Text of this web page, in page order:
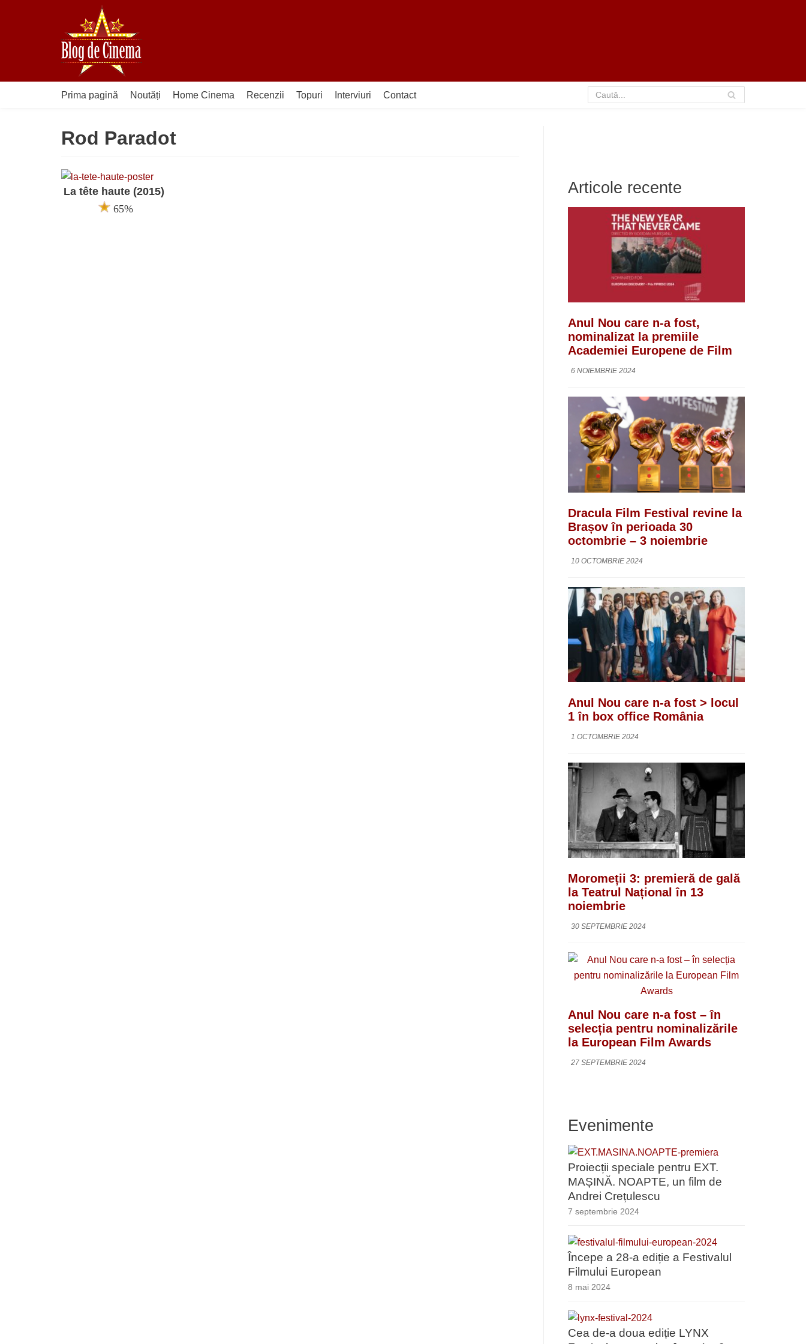
Prima pagină Noutăți Home Cinema Recenzii Topuri Interviuri Contact
Rod Paradot
La tête haute (2015)
65%
Articole recente
Anul Nou care n-a fost,
nominalizat la premiile
Academiei Europene de Film
6 NOIEMBRIE 2024
Dracula Film Festival revine la
Brașov în perioada 30
octombrie – 3 noiembrie
10 OCTOMBRIE 2024
Anul Nou care n-a fost > locul
1 în box office România
1 OCTOMBRIE 2024
Moromeții 3: premieră de gală
la Teatrul Național în 13
noiembrie
30 SEPTEMBRIE 2024
Anul Nou care n-a fost – în
selecția pentru nominalizările
la European Film Awards
27 SEPTEMBRIE 2024
Evenimente
Proiecții speciale pentru EXT.
MAȘINĂ. NOAPTE, un film de
Andrei Crețulescu
7 septembrie 2024
Începe a 28-a ediție a Festivalul
Filmului European
8 mai 2024
Cea de-a doua ediție LYNX